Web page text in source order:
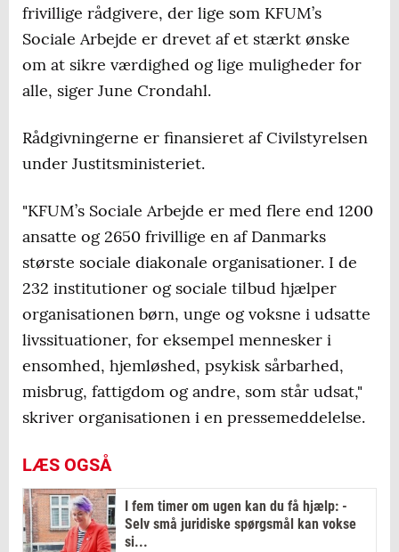
frivillige rådgivere, der lige som KFUM’s
Sociale Arbejde er drevet af et stærkt ønske
om at sikre værdighed og lige muligheder for
alle, siger June Crondahl.
Rådgivningerne er finansieret af Civilstyrelsen
under Justitsministeriet.
"KFUM’s Sociale Arbejde er med flere end 1200
ansatte og 2650 frivillige en af Danmarks
største sociale diakonale organisationer. I de
232 institutioner og sociale tilbud hjælper
organisationen børn, unge og voksne i udsatte
livssituationer, for eksempel mennesker i
ensomhed, hjemløshed, psykisk sårbarhed,
misbrug, fattigdom og andre, som står udsat,"
skriver organisationen i en pressemeddelelse.
LÆS OGSÅ
I fem timer om ugen kan du få hjælp: -
Selv små juridiske spørgsmål kan vokse
si...